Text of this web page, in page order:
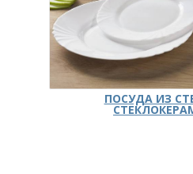
ПОСУДА ИЗ